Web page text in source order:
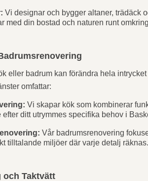
Vi designar och bygger altaner, trädäck
med din bostad och naturen runt
eller badrum kan förändra hela
omfattar:
Vi skapar kök som kombinerar
efter ditt utrymmes specifika behov i
Vår badrumsrenovering
tilltalande miljöer där varje detalj räknas.
och Taktvätt